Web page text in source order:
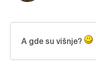
A gde su višnje?